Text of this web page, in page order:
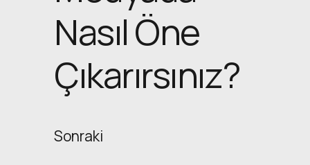
Nasıl Öne
Çıkarırsınız?
Sonraki